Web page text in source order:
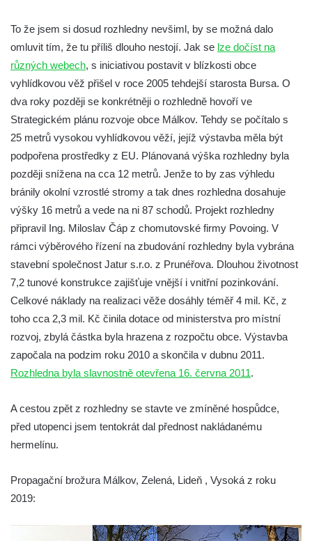
Vyhlídka pod Kolištěm II
Vyhlídka pod Kolištěm
Vyhlídka u Köglerova kříže na Kamenné
Horce v Krásné Lípě
Vyhlídka u Kyjovského hrádku
Vyhlídka v Dolní Chřibské
Vyhlídka nad Údolím samoty
samoty a Údolím vzdechů
Vyhlídka v ulici Legionářů v Mělníku
Údajná vyhlídka u pomníku Hanse Kudlicha
v Nové Vsi-Teplicích
Údajná vyhlídka pod Širokým vrchem
Boreč – vyhlídka k jihu
Boreč – vyhlídka k východu
Vyhlídková věž archeoparku Na Jánu u
Vyhlídka Supí vrch
Vyhlídka Pod Schillerovou výšinou v
Krupce
Rozhledna Stradonka
To že jsem si dosud rozhledny nevšiml, by se možná dalo
omluvit tím, že tu příliš dlouho nestojí. Jak se lze dočíst na
různých webech, s iniciativou postavit v blízkosti obce
vyhlídkovou věž přišel v roce 2005 tehdejší starosta Bursa. O
dva roky později se konkrétněji o rozhledně hovoří ve
Strategickém plánu rozvoje obce Málkov. Tehdy se počítalo s
25 metrů vysokou vyhlídkovou věží, jejíž výstavba měla být
podpořena prostředky z EU. Plánovaná výška rozhledny byla
později snížena na cca 12 metrů. Jenže to by zas výhledu
bránily okolní vzrostlé stromy a tak dnes rozhledna dosahuje
výšky 16 metrů a vede na ni 87 schodů. Projekt rozhledny
připravil Ing. Miloslav Čáp z chomutovské firmy Povoing. V
rámci výběrového řízení na zbudování rozhledny byla vybrána
stavební společnost Jatur s.r.o. z Prunéřova. Dlouhou životnost
7,2 tunové konstrukce zajišťuje vnější i vnitřní pozinkování.
Celkové náklady na realizaci věže dosáhly téměř 4 mil. Kč, z
toho cca 2,3 mil. Kč činila dotace od ministerstva pro místní
rozvoj, zbylá částka byla hrazena z rozpočtu obce. Výstavba
započala na podzim roku 2010 a skončila v dubnu 2011.
Rozhledna byla slavnostně otevřena 16. června 2011.
A cestou zpět z rozhledny se stavte ve zmíněné hospůdce,
před utopenci jsem tentokrát dal přednost nakládanému
hermelínu.
Propagační brožura Málkov, Zelená, Lideň , Vysoká z roku
2019: